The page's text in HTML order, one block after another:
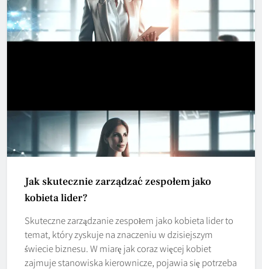
Jak skutecznie zarządzać zespołem jako
kobieta lider?
Skuteczne zarządzanie zespołem jako kobieta lider to
temat, który zyskuje na znaczeniu w dzisiejszym
świecie biznesu. W miarę jak coraz więcej kobiet
zajmuje stanowiska kierownicze, pojawia się potrzeba